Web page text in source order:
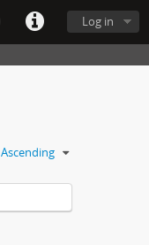
Log in
Ascending